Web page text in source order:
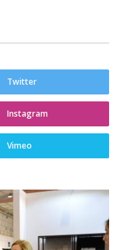
Twitter
Instagram
Vimeo